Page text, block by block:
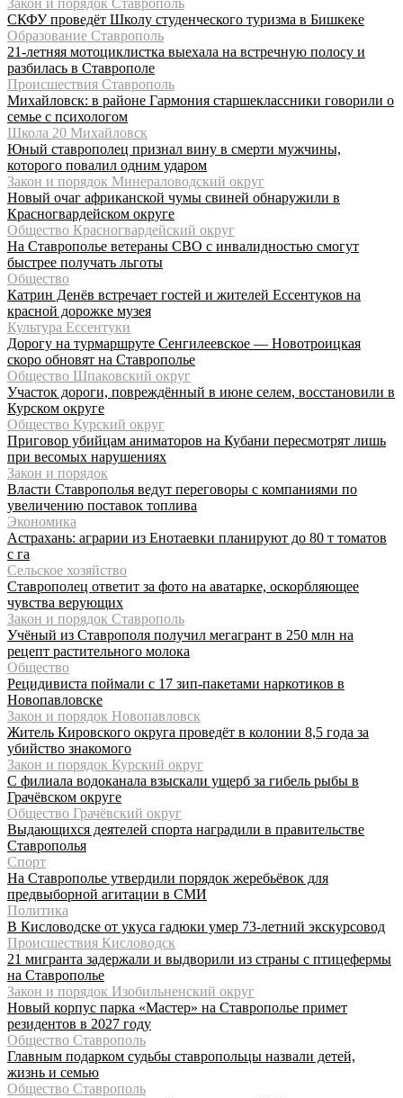
СКФУ проведёт Школу студенческого туризма в Бишкеке
Образование Ставрополь
21-летняя мотоциклистка выехала на встречную полосу и
разбилась в Ставрополе
Происшествия Ставрополь
Михайловск: в районе Гармония старшеклассники говорили о
семье с психологом
Школа 20 Михайловск
Юный ставрополец признал вину в смерти мужчины,
которого повалил одним ударом
Закон и порядок Минераловодский округ
Новый очаг африканской чумы свиней обнаружили в
Красногвардейском округе
Общество Красногвардейский округ
На Ставрополье ветераны СВО с инвалидностью смогут
быстрее получать льготы
Общество
Катрин Денёв встречает гостей и жителей Ессентуков на
красной дорожке музея
Культура Ессентуки
Дорогу на турмаршруте Сенгилеевское — Новотроицкая
скоро обновят на Ставрополье
Общество Шпаковский округ
Участок дороги, повреждённый в июне селем, восстановили в
Курском округе
Общество Курский округ
Приговор убийцам аниматоров на Кубани пересмотрят лишь
при весомых нарушениях
Закон и порядок
Власти Ставрополья ведут переговоры с компаниями по
увеличению поставок топлива
Экономика
Астрахань: аграрии из Енотаевки планируют до 80 т томатов
с га
Сельское хозяйство
Ставрополец ответит за фото на аватарке, оскорбляющее
чувства верующих
Закон и порядок Ставрополь
Учёный из Ставрополя получил мегагрант в 250 млн на
рецепт растительного молока
Общество
Рецидивиста поймали с 17 зип-пакетами наркотиков в
Новопавловске
Закон и порядок Новопавловск
Житель Кировского округа проведёт в колонии 8,5 года за
убийство знакомого
Закон и порядок Курский округ
С филиала водоканала взыскали ущерб за гибель рыбы в
Грачёвском округе
Общество Грачёвский округ
Выдающихся деятелей спорта наградили в правительстве
Ставрополья
Спорт
На Ставрополье утвердили порядок жеребьёвок для
предвыборной агитации в СМИ
Политика
В Кисловодске от укуса гадюки умер 73-летний экскурсовод
Происшествия Кисловодск
21 мигранта задержали и выдворили из страны с птицефермы
на Ставрополье
Закон и порядок Изобильненский округ
Новый корпус парка «Мастер» на Ставрополье примет
резидентов в 2027 году
Общество Ставрополь
Главным подарком судьбы ставропольцы назвали детей,
жизнь и семью
Общество Ставрополь